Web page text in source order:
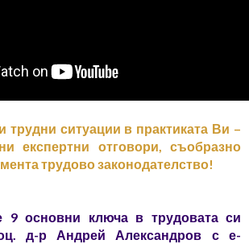
трудни ситуации в практиката Ви –
експертни отговори, съобразно
трудово законодателство!
9 основни ключа в трудовата си
д-р Андрей Александров с е-